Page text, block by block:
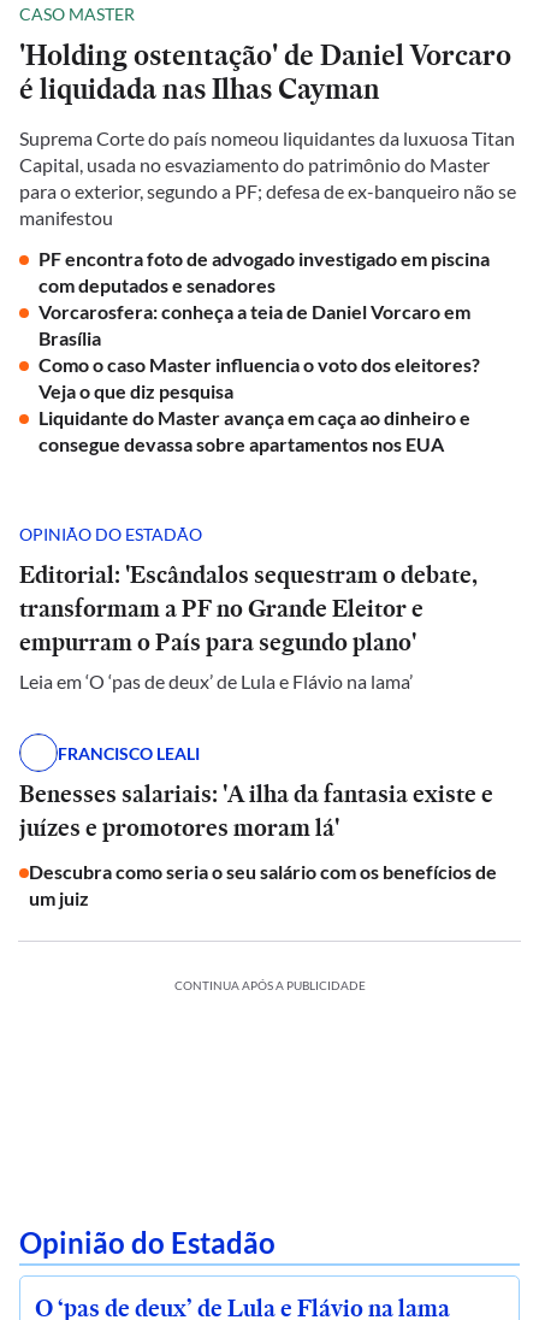
CASO MASTER
'Holding ostentação' de Daniel Vorcaro
é liquidada nas Ilhas Cayman
Suprema Corte do país nomeou liquidantes da luxuosa Titan
Capital, usada no esvaziamento do patrimônio do Master
para o exterior, segundo a PF; defesa de ex-banqueiro não se
manifestou
PF encontra foto de advogado investigado em piscina
com deputados e senadores
Vorcarosfera: conheça a teia de Daniel Vorcaro em
Brasília
Como o caso Master influencia o voto dos eleitores?
Veja o que diz pesquisa
Liquidante do Master avança em caça ao dinheiro e
consegue devassa sobre apartamentos nos EUA
OPINIÃO DO ESTADÃO
Editorial: 'Escândalos sequestram o debate,
transformam a PF no Grande Eleitor e
empurram o País para segundo plano'
Leia em ‘O ‘pas de deux’ de Lula e Flávio na lama’
FRANCISCO LEALI
Benesses salariais: 'A ilha da fantasia existe e
juízes e promotores moram lá'
Descubra como seria o seu salário com os benefícios de
um juiz
CONTINUA APÓS A PUBLICIDADE
Opinião do Estadão
O ‘pas de deux’ de Lula e Flávio na lama